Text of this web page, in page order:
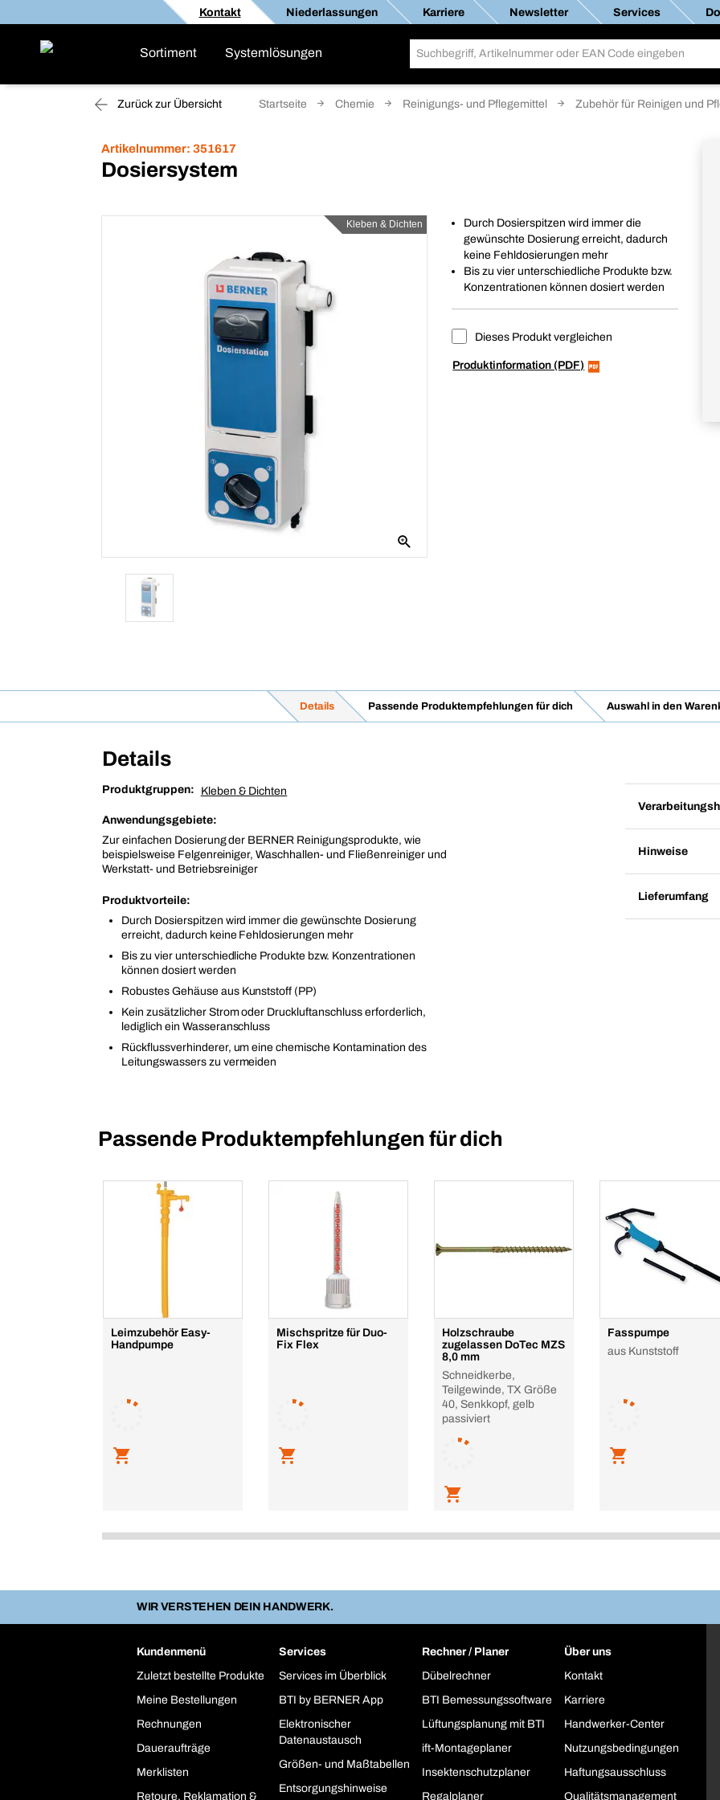
Kontakt Niederlassungen Karriere Newsletter Services
Sortiment Systemlösungen
Zurück zur Übersicht Startseite Chemie Reinigungs- und Pflegemittel Zubehör für Reinigen und
Artikelnummer: 351617
Dosiersystem
Kleben & Dichten
Durch Dosierspitzen wird immer die
gewünschte Dosierung erreicht, dadurch
keine Fehldosierungen mehr
Bis zu vier unterschiedliche Produkte bzw.
Konzentrationen können dosiert werden
Dieses Produkt vergleichen
Produktinformation (PDF)
Details Passende Produktempfehlungen für dich Auswahl in den
Details
Produktgruppen: Kleben & Dichten
Anwendungsgebiete:
Zur einfachen Dosierung der BERNER Reinigungsprodukte, wie
beispielsweise Felgenreiniger, Waschhallen- und Fließenreiniger und
Werkstatt- und Betriebsreiniger
Produktvorteile:
Durch Dosierspitzen wird immer die gewünschte Dosierung
erreicht, dadurch keine Fehldosierungen mehr
Bis zu vier unterschiedliche Produkte bzw. Konzentrationen
können dosiert werden
Robustes Gehäuse aus Kunststoff (PP)
Kein zusätzlicher Strom oder Druckluftanschluss erforderlich,
lediglich ein Wasseranschluss
Rückflussverhinderer, um eine chemische Kontamination des
Leitungswassers zu vermeiden
Hinweise
Lieferumfang
Passende Produktempfehlungen für dich
Leimzubehör Easy-
Handpumpe
Mischspritze für Duo-
Fix Flex
Holzschraube
zugelassen DoTec MZS
8,0 mm
Schneidkerbe,
Teilgewinde, TX Größe
40, Senkkopf, gelb
passiviert
Fasspumpe
aus Kunststoff
WIR VERSTEHEN DEIN HANDWERK.
Kundenmenü
Zuletzt bestellte Produkte
Meine Bestellungen
Rechnungen
Daueraufträge
Merklisten
Retoure, Reklamation &
Services
Services im Überblick
BTI by BERNER App
Elektronischer
Datenaustausch
Größen- und Maßtabellen
Entsorgungshinweise
Rechner / Planer
Dübelrechner
BTI Bemessungssoftware
Lüftungsplanung mit BTI
ift-Montageplaner
Insektenschutzplaner
Regalplaner
Über uns
Kontakt
Karriere
Handwerker-Center
Nutzungsbedingungen
Haftungsausschluss
Qualitätsmanagement